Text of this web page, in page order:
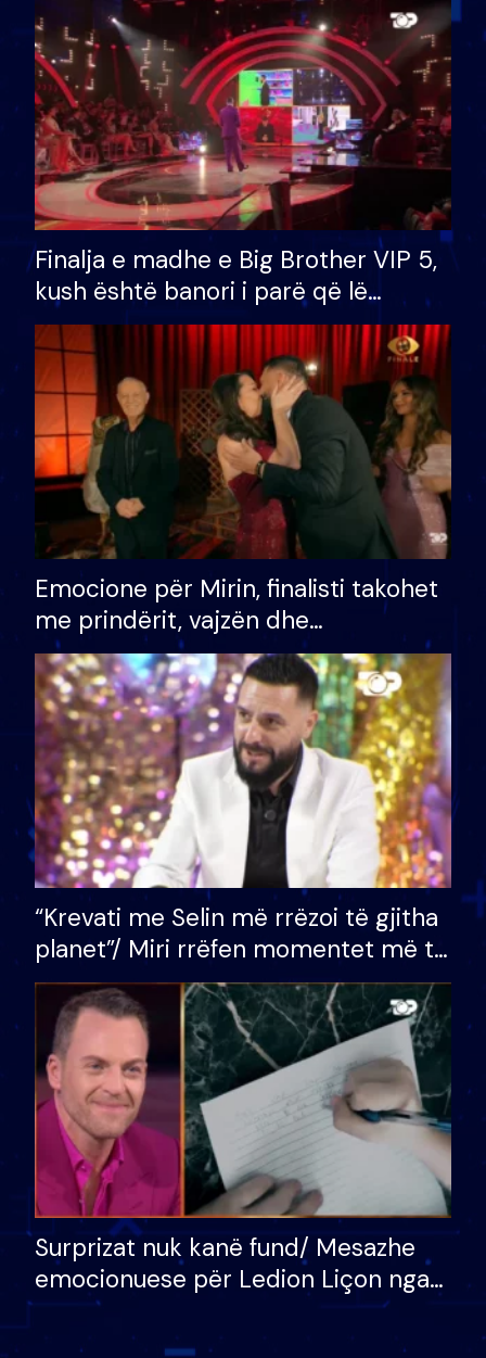
Finalja e madhe e Big Brother VIP 5,
kush është banori i parë që lë
shtëpinë dhe humb mundësinë për
të fituar çmimin e madh
Emocione për Mirin, finalisti takohet
me prindërit, vajzën dhe
bashkëshorten: S’kemi ndonjë letër
divorci apo jo?
“Krevati me Selin më rrëzoi të gjitha
planet”/ Miri rrëfen momentet më të
bukura në shtëpinë e BB VIP: Do më
mungojë zilja e mëngjesit kur…
Surprizat nuk kanë fund/ Mesazhe
emocionuese për Ledion Liçon nga
nëna dhe fëmijët e tij, moderatori
nuk i mban dot lotët: Nuk meritoj…